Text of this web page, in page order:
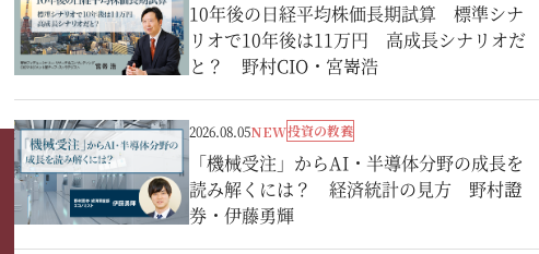
10年後の日経平均株価長期試算 標準シナ
リオで10年後は11万円 高成長シナリオだ
と？ 野村CIO・宮嵜浩
2026.08.05NEW投資の教養
「機械受注」からAI・半導体分野の成長を
読み解くには？ 経済統計の見方 野村證
券・伊藤勇輝